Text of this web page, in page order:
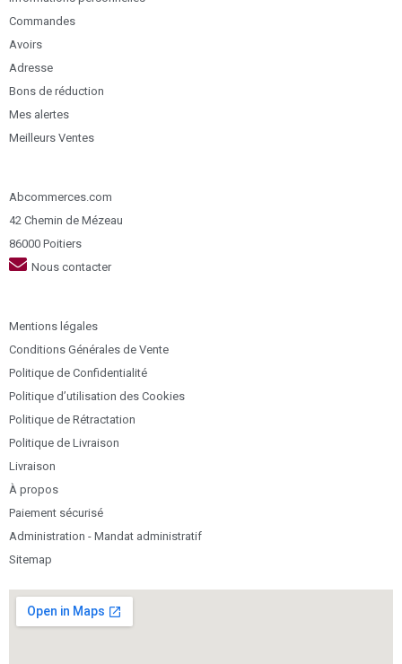
Commandes
Avoirs
Adresse
Bons de réduction
Mes alertes
Meilleurs Ventes
Abcommerces.com
42 Chemin de Mézeau
86000 Poitiers
Nous contacter
Mentions légales
Conditions Générales de Vente
Politique de Confidentialité
Politique d’utilisation des Cookies
Politique de Rétractation
Politique de Livraison
Livraison
À propos
Paiement sécurisé
Administration - Mandat administratif
Sitemap